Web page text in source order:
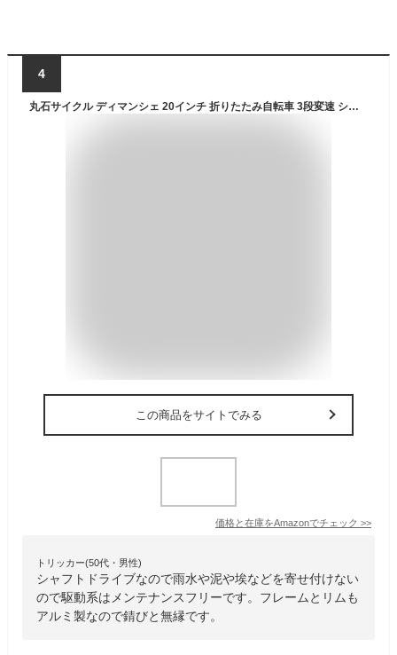
4
丸石サイクル ディマンシェ 20インチ 折りたたみ自転車 3段変速 シャフトドライブ (クロムメッキ)
この商品をサイトでみる
価格と在庫をAmazonでチェック >>
トリッカー(50代・男性)
シャフトドライブなので雨水や泥や埃などを寄せ付けない
ので駆動系はメンテナンスフリーです。フレームとリムも
アルミ製なので錆びと無縁です。